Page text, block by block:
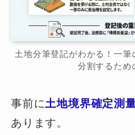
土地分筆登記がわかる！一
分割するため
事前に土地境界確定測
あります。